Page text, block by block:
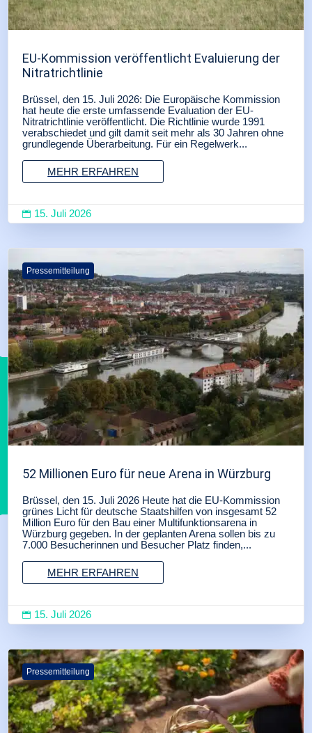
EU-Kommission veröffentlicht Evaluierung der
Nitratrichtlinie
Brüssel, den 15. Juli 2026: Die Europäische Kommission
hat heute die erste umfassende Evaluation der EU-
Nitratrichtlinie veröffentlicht. Die Richtlinie wurde 1991
verabschiedet und gilt damit seit mehr als 30 Jahren ohne
grundlegende Überarbeitung. Für ein Regelwerk...
MEHR ERFAHREN
 15. Juli 2026
Pressemitteilung
52 Millionen Euro für neue Arena in Würzburg
Brüssel, den 15. Juli 2026 Heute hat die EU-Kommission
grünes Licht für deutsche Staatshilfen von insgesamt 52
Million Euro für den Bau einer Multifunktionsarena in
Würzburg gegeben. In der geplanten Arena sollen bis zu
7.000 Besucherinnen und Besucher Platz finden,...
MEHR ERFAHREN
 15. Juli 2026
Pressemitteilung